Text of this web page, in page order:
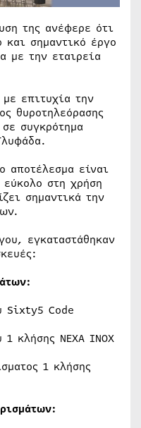
της ανέφερε ότι
και σημαντικό έργο
με την εταιρεία
επιτυχία την
θυροτηλεόρασης
συγκρότημα
αποτέλεσμα είναι
στη χρήση
σημαντικά την
εγκαταστάθηκαν
Sixty5 Code
κλήσης NEXA INOX
1 κλήσης